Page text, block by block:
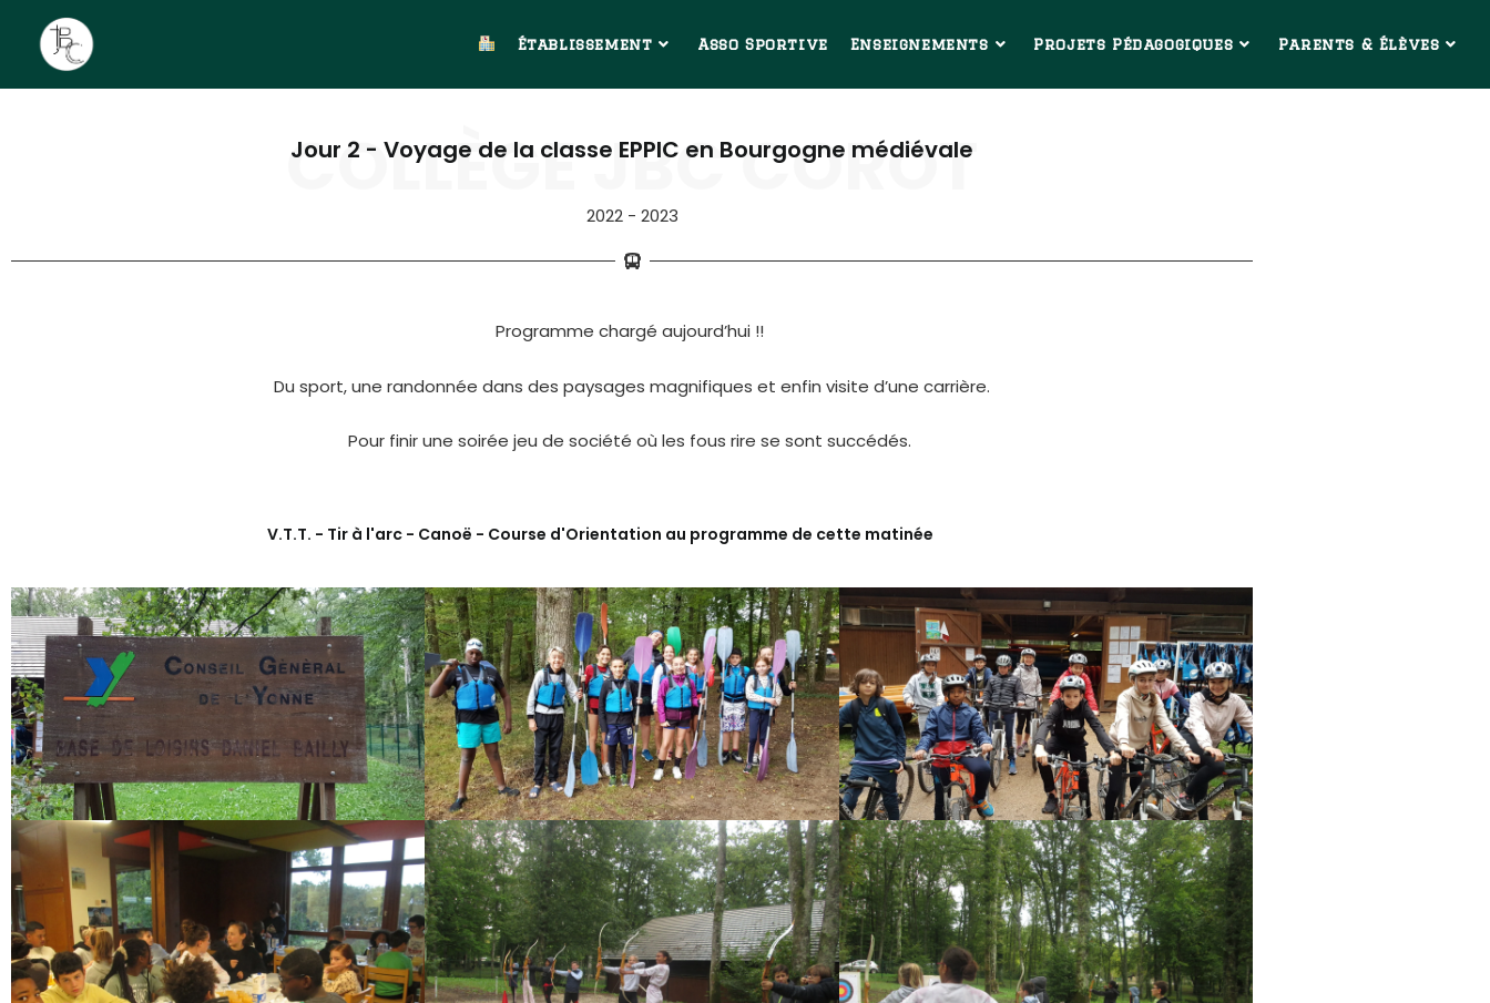
Établissement Asso Sportive Enseignements Projets Pédagogiques Parents & Élèves
COLLÈGE JBC COROT
Jour 2 - Voyage de la classe EPPIC en Bourgogne médiévale
2022 - 2023
Programme chargé aujourd’hui !!
Du sport, une randonnée dans des paysages magnifiques et enfin visite d’une carrière.
Pour finir une soirée jeu de société où les fous rire se sont succédés.
V.T.T. - Tir à l'arc - Canoë - Course d'Orientation au programme de cette matinée